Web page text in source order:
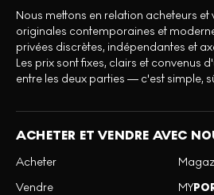
Nous mettons en relation acheteurs
originales contemporaines et
privées discrètes, indépendantes et
Les prix sont fixes, clairs et convenus
entre les deux parties — c'est simple,
ACHETER ET VENDRE AVEC
Acheter
Vendre
MY